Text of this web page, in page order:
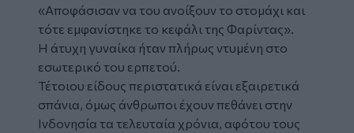
«Αποφάσισαν να του ανοίξουν το στομάχι και
τότε εμφανίστηκε το κεφάλι της Φαρίντας».
Η άτυχη γυναίκα ήταν πλήρως ντυμένη στο
εσωτερικό του ερπετού.
Τέτοιου είδους περιστατικά είναι εξαιρετικά
σπάνια, όμως άνθρωποι έχουν πεθάνει στην
Ινδονησία τα τελευταία χρόνια, αφότου τους